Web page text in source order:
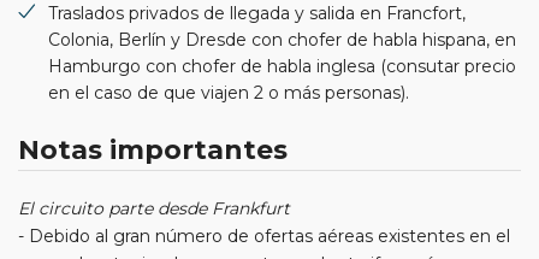
Traslados privados de llegada y salida en Francfort,
Colonia, Berlín y Dresde con chofer de habla hispana, en
Hamburgo con chofer de habla inglesa (consutar precio
en el caso de que viajen 2 o más personas).
Notas importantes
El circuito parte desde Frankfurt
- Debido al gran número de ofertas aéreas existentes en el